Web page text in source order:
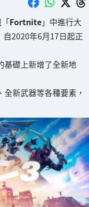
Fortnite」中進行大
自2020年6月17日起正
基礎上新增了全新地
新武器等各種要素，